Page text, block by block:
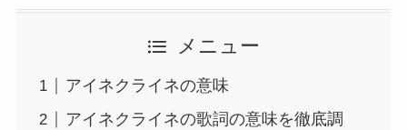
メニュー
アイネクライネの意味
アイネクライネの歌詞の意味を徹底調